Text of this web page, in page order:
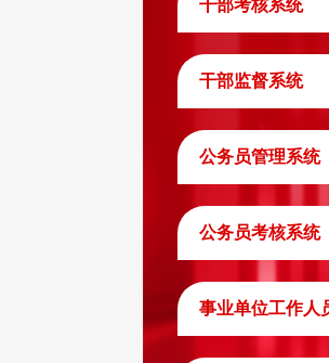
干部考核系统
干部监督系统
公务员管理系统
公务员考核系统
事业单位工作人